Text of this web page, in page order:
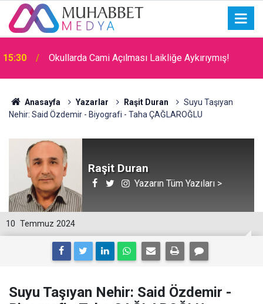
15:30 Okullarda Cami Açılması Laikliğe Aykırıymış!
Anasayfa Yazarlar Raşit Duran
Suyu Taşıyan
Nehir: Said Özdemir - Biyografi - Taha ÇAĞLAROĞLU
Raşit Duran
Yazarın Tüm Yazıları >
10 Temmuz 2024
Suyu Taşıyan Nehir: Said Özdemir -